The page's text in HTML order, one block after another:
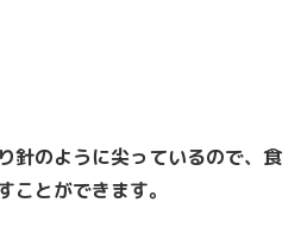
針のように尖っているので、食
ことができます。